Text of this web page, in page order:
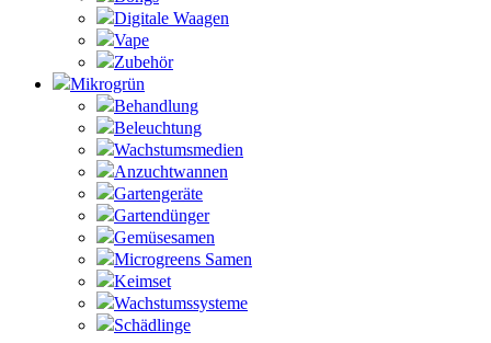
Digitale Waagen
Vape
Zubehör
Mikrogrün
Behandlung
Beleuchtung
Wachstumsmedien
Anzuchtwannen
Gartengeräte
Gartendünger
Gemüsesamen
Microgreens Samen
Keimset
Wachstumssysteme
Schädlinge